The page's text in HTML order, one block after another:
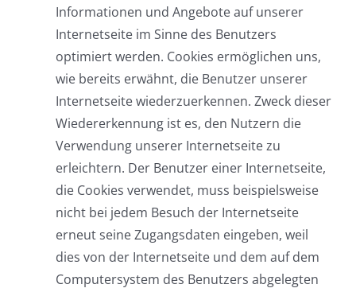
Informationen und Angebote auf unserer
Internetseite im Sinne des Benutzers
optimiert werden. Cookies ermöglichen uns,
wie bereits erwähnt, die Benutzer unserer
Internetseite wiederzuerkennen. Zweck dieser
Wiedererkennung ist es, den Nutzern die
Verwendung unserer Internetseite zu
erleichtern. Der Benutzer einer Internetseite,
die Cookies verwendet, muss beispielsweise
nicht bei jedem Besuch der Internetseite
erneut seine Zugangsdaten eingeben, weil
dies von der Internetseite und dem auf dem
Computersystem des Benutzers abgelegten